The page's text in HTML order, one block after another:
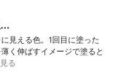
見える色。1回目に塗った
く伸ばすイメージで塗ると
る